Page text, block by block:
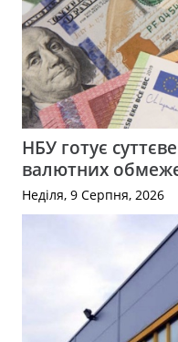
НБУ готує
валютних
Неділя, 9 Серпня, 2026